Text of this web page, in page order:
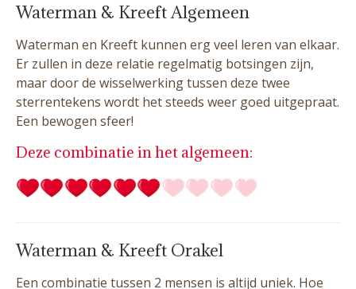
Waterman & Kreeft Algemeen
Waterman en Kreeft kunnen erg veel leren van elkaar.
Er zullen in deze relatie regelmatig botsingen zijn,
maar door de wisselwerking tussen deze twee
sterrentekens wordt het steeds weer goed uitgepraat.
Een bewogen sfeer!
Deze combinatie in het algemeen:
Waterman & Kreeft Orakel
Een combinatie tussen 2 mensen is altijd uniek. Hoe